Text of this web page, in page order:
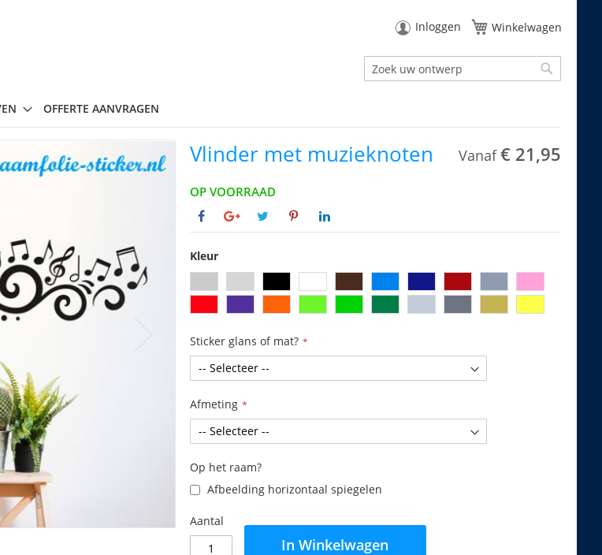
Inloggen Winkelwagen
Zoek
OFFERTE AANVRAGEN
Vlinder met muzieknoten Vanaf € 21,95
OP VOORRAAD
Kleur
Sticker glans of mat?
Afmeting
Op het raam?
Afbeelding horizontaal spiegelen
Aantal
In Winkelwagen